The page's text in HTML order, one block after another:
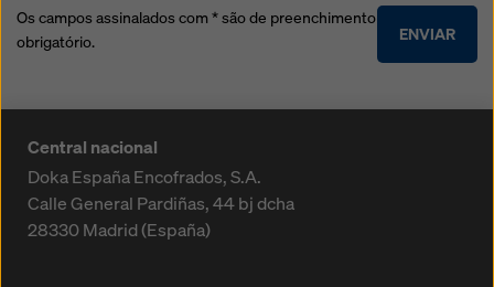
ENVIAR
Os campos assinalados com * são de preenchimento
obrigatório.
Central nacional
Doka España Encofrados, S.A.
Calle General Pardiñas, 44 bj dcha
28330Madrid (España)